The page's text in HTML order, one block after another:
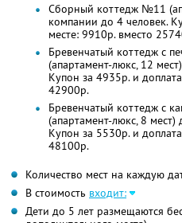
Сборный коттедж №11
компании до 4 человек.
месте: 9910р. вместо
Бревенчатый коттедж с
(апартамент-люкс, 12
Купон за 4935р. и
42900р.
Бревенчатый коттедж с
(апартамент-люкс, 8
Купон за 5530р. и
48100р.
Количество мест на каждую
В стоимость входит:
Дети до 5 лет размещаются